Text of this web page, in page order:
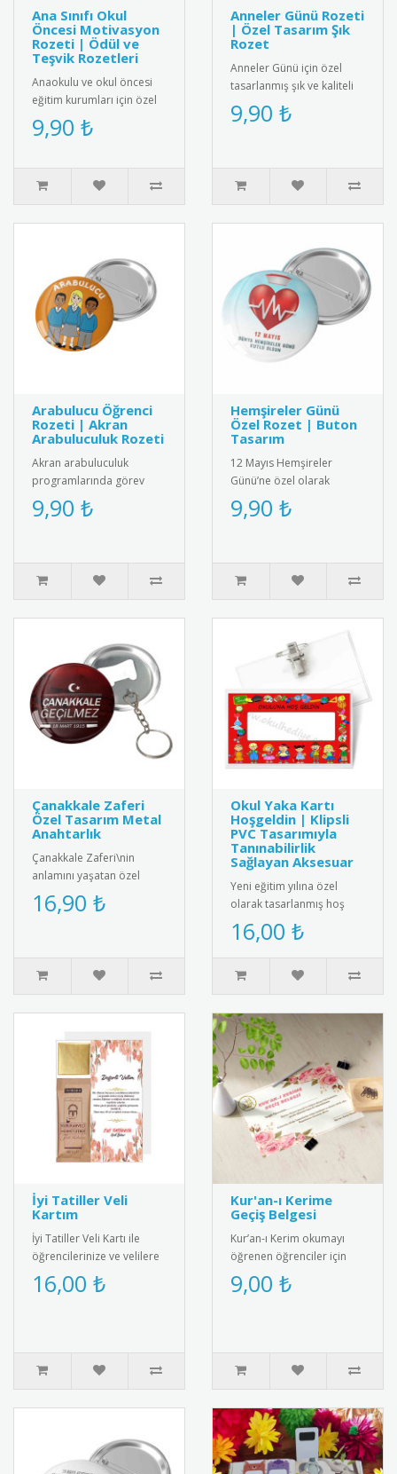
Ana Sınıfı Okul
Öncesi Motivasyon
Rozeti | Ödül ve
Teşvik Rozetleri
Anaokulu ve okul öncesi
eğitim kurumları için özel
tasarım motivasyon
rozetleri. Çocukları teşvik
9,90 ₺
Anneler Günü Rozeti
| Özel Tasarım Şık
Rozet
Anneler Günü için özel
tasarlanmış şık ve kaliteli
rozet. 2025 yılına özel
desen ve renklerle üretil..
9,90 ₺
Arabulucu Öğrenci
Rozeti | Akran
Arabuluculuk Rozeti
Akran arabuluculuk
programlarında görev
alan öğrenciler için özel
tasarım rozet. Okulda
9,90 ₺
Hemşireler Günü
Özel Rozet | Buton
Tasarım
12 Mayıs Hemşireler
Günü’ne özel olarak
tasarlanmış anlamlı buton
rozet modeli. Sağlık
9,90 ₺
Çanakkale Zaferi
Özel Tasarım Metal
Anahtarlık
Çanakkale Zaferi\nin
anlamını yaşatan özel
tasarım metal anahtarlık.
Yüksek kaliteli paslanmaz
16,90 ₺
Okul Yaka Kartı
Hoşgeldin | Klipsli
PVC Tasarımıyla
Tanınabilirlik
Sağlayan Aksesuar
Yeni eğitim yılına özel
olarak tasarlanmış hoş
geldin temalı okul yaka
kartı. Klipsli PVC yapısı
say..
16,00 ₺
İyi Tatiller Veli
Kartım
İyi Tatiller Veli Kartı ile
öğrencilerinize ve velilere
güzel bir yaz tatili mesajı
verin! Özel tasa..
16,00 ₺
Kur'an-ı Kerime
Geçiş Belgesi
Kur’an-ı Kerim okumayı
öğrenen öğrenciler için
anlamlı ve şık bir başarı
belgesi. Sınıf içi törenler..
9,00 ₺